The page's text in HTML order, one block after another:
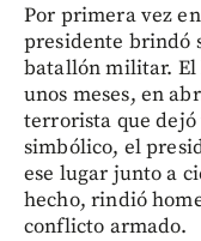
Por primera vez
presidente brindó
batallón militar. El
unos meses, en
terrorista que dejó
simbólico, el
ese lugar junto a
hecho, rindió
conflicto armado.